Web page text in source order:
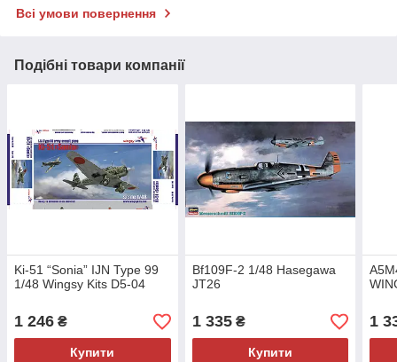
Всі умови повернення
Подібні товари компанії
Ki-51 “Sonia” IJN Type 99
1/48 Wingsy Kits D5-04
1 246 ₴
Купити
Bf109F-2 1/48 Hasegawa
JT26
1 335₴
Купити
1